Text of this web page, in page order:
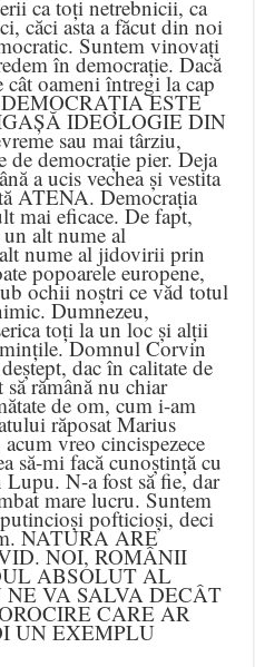
ca toți netrebnicii, ca
căci asta a făcut din noi
Suntem vinovați
în democrație. Dacă
cât oameni întregi la cap
DEMOCRAȚIA ESTE
IDEOLOGIE DIN
sau mai târziu,
de democrație pier. Deja
a ucis vechea și vestita
ATENA. Democrația
mai eficace. De fapt,
un alt nume al
nume al jidovirii prin
popoarele europene,
ochii noștri ce văd totul
Dumnezeu,
toți la un loc și alții
Domnul Corvin
dac în calitate de
rămână nu chiar
de om, cum i-am
răposat Marius
vreo cincispezece
să-mi facă cunoștință cu
N-a fost să fie, dar
mare lucru. Suntem
pofticioși, deci
NATURA ARE
NOI, ROMÂNII
ABSOLUT AL
NE VA SALVA DECÂT
CARE AR
UN EXEMPLU